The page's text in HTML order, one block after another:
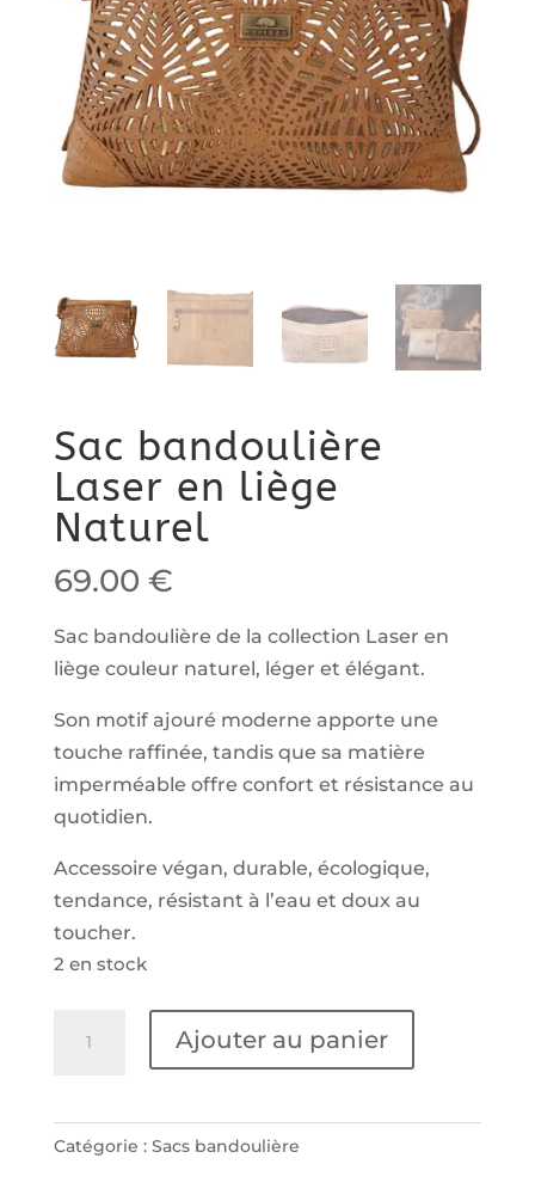
Sac bandoulière
Laser en liège
Naturel
69.00 €
Sac bandoulière de la collection Laser en
liège couleur naturel, léger et élégant.
Son motif ajouré moderne apporte une
touche raffinée, tandis que sa matière
imperméable offre confort et résistance au
quotidien.
Accessoire végan, durable, écologique,
tendance, résistant à l’eau et doux au
toucher.
2 en stock
bandoulière
Laser
Ajouter au panier
Catégorie : Sacs bandoulière